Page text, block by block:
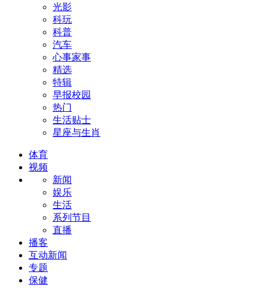
光影
科玩
科普
汽车
心事家事
精选
特辑
早报校园
热门
生活贴士
星座与生肖
体育
视频
新闻
娱乐
生活
系列节目
直播
播客
互动新闻
专题
保健